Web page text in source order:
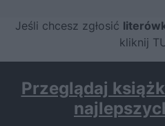
Jeśli chcesz zgłosić
kliknij
Przeglądaj